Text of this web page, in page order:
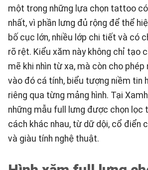
một trong những lựa chọn tattoo
nhất, vì phần lưng đủ rộng để thể
bố cục lớn, nhiều lớp chi tiết và có
rõ rệt. Kiểu xăm này không chỉ tạo
mẽ khi nhìn từ xa, mà còn cho
vào đó cá tính, biểu tượng niềm tin
riêng qua từng mảng hình. Tại
những mẫu full lưng được chọn lọc
cách khác nhau, từ dữ dội, cổ điển
và giàu tính nghệ thuật.